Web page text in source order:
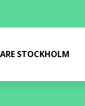
STOCKHOLM